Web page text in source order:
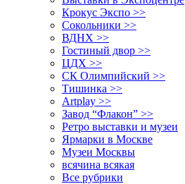
Крокус Экспо >>
Сокольники >>
ВДНХ >>
Гостиный двор >>
ЦДХ >>
СК Олимпийский >>
Тишинка >>
Artplay >>
Завод “Флакон” >>
Ретро выставки и музеи
Ярмарки в Москве
Музеи Москвы
всячина всякая
Все рубрики